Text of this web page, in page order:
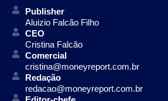
Publisher
Aluizio Falcão Filho
CEO
Cristina Falcão
Comercial
cristina@moneyreport.com.br
Redação
redacao@moneyreport.com.br